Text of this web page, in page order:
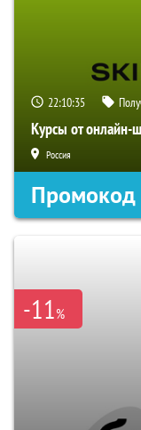
22:10:34
Курсы от
Россия
Промокод
-11%